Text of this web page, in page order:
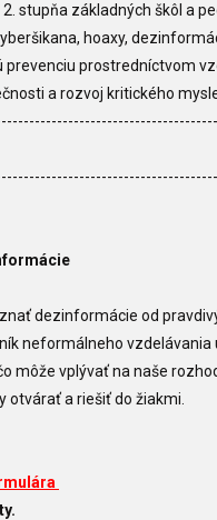
stupňa základných škôl a
hoaxy,
prostredníctvom
a rozvoj kritického
dezinformácie od
neformálneho
môže vplývať na naše
a riešiť do žiakmi.